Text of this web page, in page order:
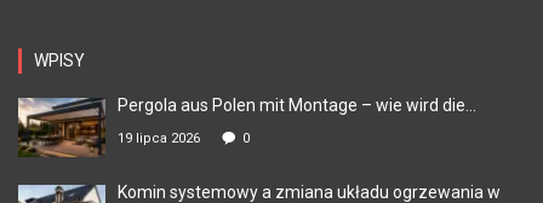
WPISY
Pergola aus Polen mit Montage – wie wird die...
19 lipca 2026 0
Komin systemowy a zmiana układu ogrzewania w